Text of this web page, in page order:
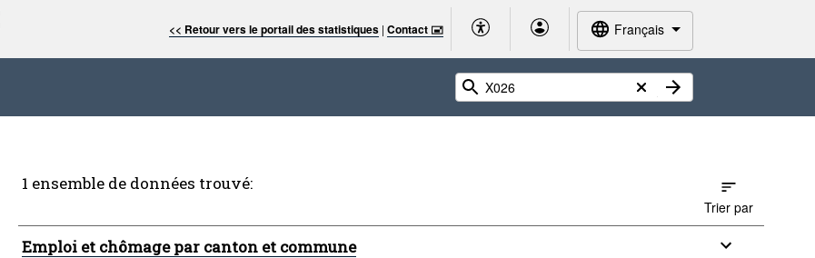
<< Retour vers le portail des statistiques |Contact 🖃 Français
1 ensemble de données trouvé:
Trier par
Emploi et chômage par canton et commune